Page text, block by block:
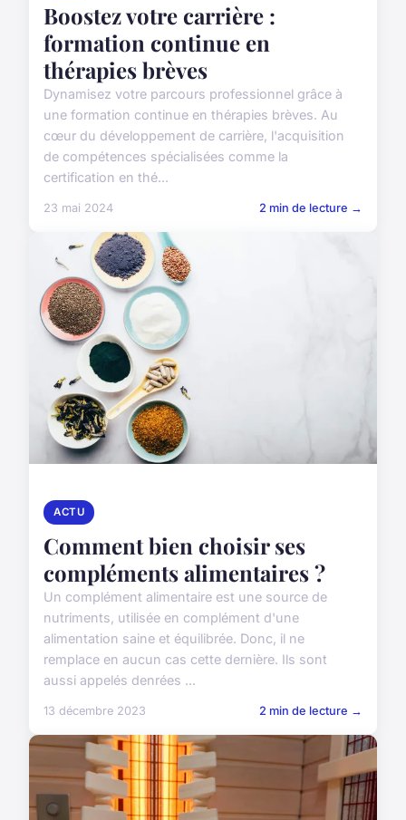
Boostez votre carrière :
formation continue en
thérapies brèves
Dynamisez votre parcours professionnel grâce à
une formation continue en thérapies brèves. Au
cœur du développement de carrière, l'acquisition
de compétences spécialisées comme la
certification en thé...
23 mai 2024 2 min de lecture →
ACTU
Comment bien choisir ses
compléments alimentaires ?
Un complément alimentaire est une source de
nutriments, utilisée en complément d'une
alimentation saine et équilibrée. Donc, il ne
remplace en aucun cas cette dernière. Ils sont
aussi appelés denrées ...
13 décembre 2023 2 min de lecture →